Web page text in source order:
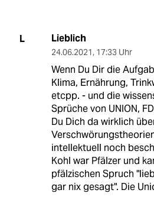
L Lieblich
24.06.2021, 17:33 Uhr
Wenn Du Dir die
Klima, Ernährung,
etcpp. - und die
Sprüche von UNION,
Du Dich da wirklich
intellektuell noch
Kohl war Pfälzer und
pfälzischen Spruch
gar nix gesagt". Die